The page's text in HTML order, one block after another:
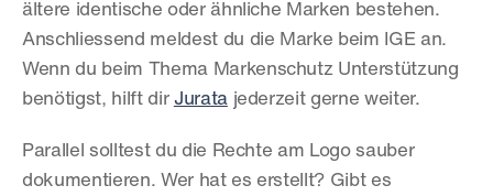
ältere identische oder ähnliche Marken bestehen.
Anschliessend meldest du die Marke beim IGE an.
Wenn du beim Thema Markenschutz Unterstützung
benötigst, hilft dir Jurata jederzeit gerne weiter.
Parallel solltest du die Rechte am Logo sauber
dokumentieren. Wer hat es erstellt? Gibt es